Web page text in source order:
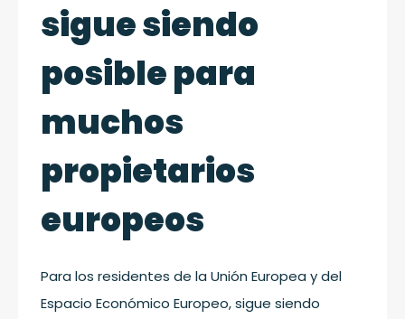
sigue siendo
posible para
muchos
propietarios
europeos
Para los residentes de la Unión Europea y del
Espacio Económico Europeo, sigue siendo